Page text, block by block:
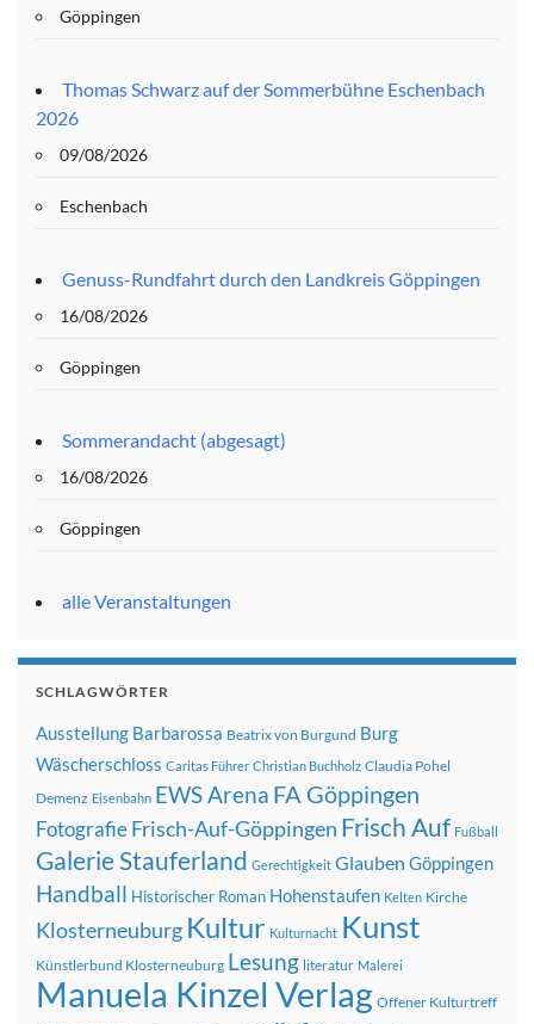
Göppingen
Thomas Schwarz auf der Sommerbühne Eschenbach
2026
09/08/2026
Eschenbach
Genuss-Rundfahrt durch den Landkreis Göppingen
16/08/2026
Göppingen
Sommerandacht (abgesagt)
16/08/2026
Göppingen
alle Veranstaltungen
SCHLAGWÖRTER
Ausstellung Barbarossa Beatrix von Burgund Burg
Wäscherschloss Caritas Führer Christian Buchholz Claudia Pohel
Demenz Eisenbahn EWS Arena FA Göppingen
FotografieFrisch-Auf-Göppingen Frisch Auf Fußball
Galerie Stauferland Gerechtigkeit Glauben Göppingen
Handball Historischer Roman Hohenstaufen Kelten Kirche
Klosterneuburg Kultur Kulturnacht Kunst
Künstlerbund Klosterneuburg Lesung literatur Malerei
Manuela Kinzel Verlag Offener Kulturtreff